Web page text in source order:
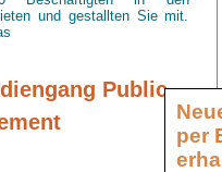
und gestallten Sie mit.
Public
per